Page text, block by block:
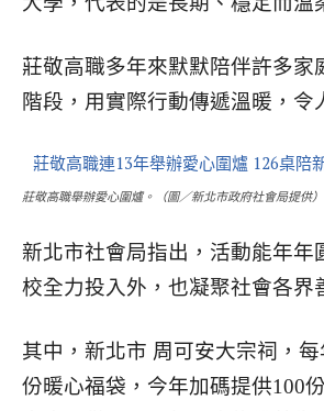
莊敬高職多年來默默陪伴許多家
階段，用實際行動傳遞溫暖，令
莊敬高職舉辦愛心圍爐。（圖／新北市政府社會局提供）
新北市社會局指出，活動能年年
校全力投入外，也凝聚社會各界
其中，新北市 周可安大宗祠，
份暖心福袋，今年加碼提供100